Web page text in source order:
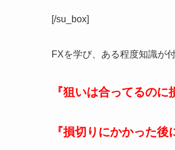
[/su_box]
FXを学び、ある程度知識が
『狙いは合ってるのに
『損切りにかかった